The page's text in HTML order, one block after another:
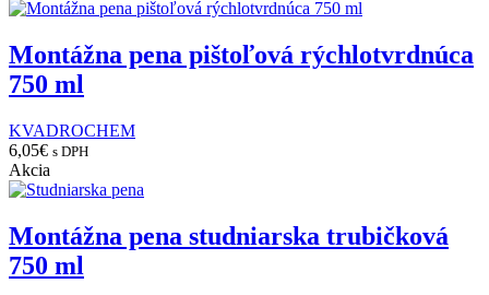
Montážna pena pištoľová rýchlotvrdnúca
750 ml
KVADROCHEM
6,05€ s DPH
Akcia
Montážna pena studniarska trubičková
750 ml